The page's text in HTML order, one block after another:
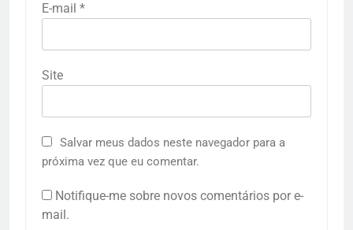
E-mail *
Site
Salvar meus dados neste navegador para a
próxima vez que eu comentar.
Notifique-me sobre novos comentários por e-
mail.